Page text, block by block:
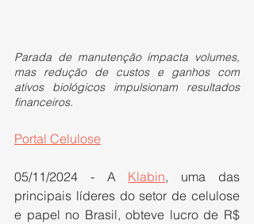
Parada de manutenção impacta volumes,
mas redução de custos e ganhos com
ativos biológicos impulsionam resultados
financeiros.
Portal Celulose
05/11/2024 - A Klabin, uma das
principais líderes do setor de celulose
e papel no Brasil, obteve lucro de R$